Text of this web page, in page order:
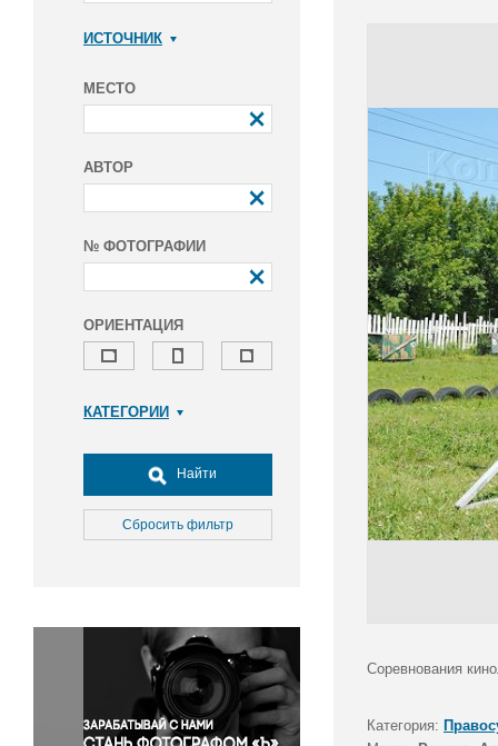
ИСТОЧНИК
МЕСТО
АВТОР
№ ФОТОГРАФИИ
ОРИЕНТАЦИЯ
КАТЕГОРИИ
Досуг, туризм и отдых
Культура
Медицина
Окружающая среда
Политика
Правосудие
Происшествия и конфликты
Найти
Сбросить фильтр
Соревнования
Категория: